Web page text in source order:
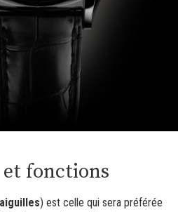
fonctions
) est celle qui sera préférée